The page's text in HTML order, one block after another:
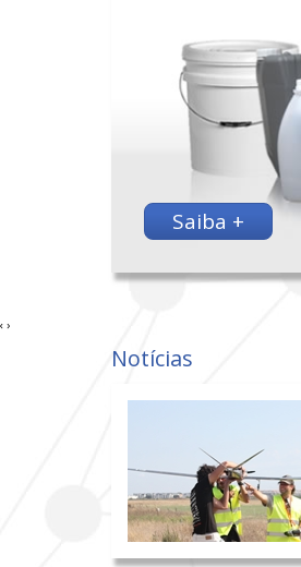
Saiba +
‹ ›
Notícias